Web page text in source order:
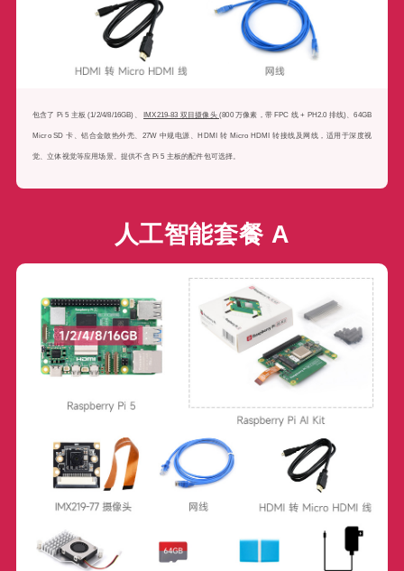
包含了 Pi 5 主板 (1/2/4/8/16GB)、 IMX219-83 双目摄像头(800 万像素，带 FPC 线 + PH2.0 排线)、64GB
Micro SD 卡、铝合金散热外壳、27W 中规电源、HDMI 转 Micro HDMI 转接线及网线，适用于深度视
觉、立体视觉等应用场景。提供不含 Pi 5 主板的配件包可选择。
人工智能套餐 A